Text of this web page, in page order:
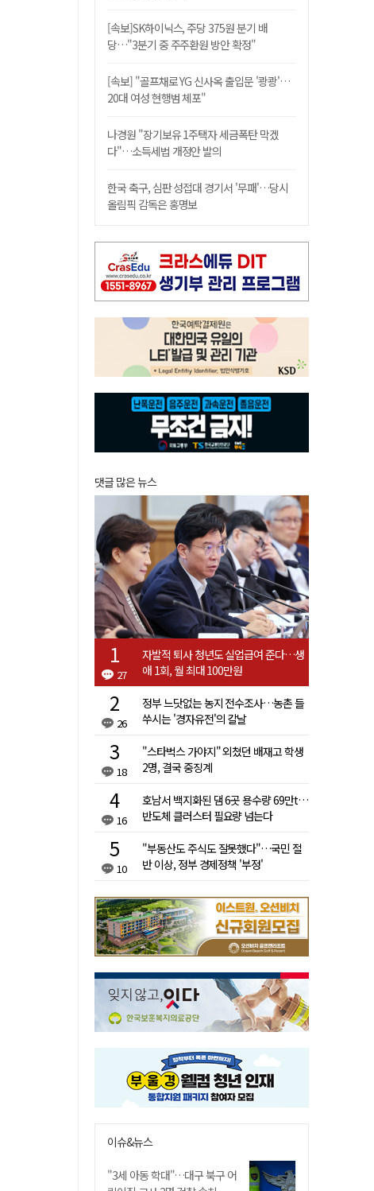
[속보]SK하이닉스, 주당 375원 분기 배
당…"3분기 중 주주환원 방안 확정"
[속보] "골프채로 YG 신사옥 출입문 '쾅쾅'…
20대 여성 현행범 체포"
나경원 "장기보유 1주택자 세금폭탄 막겠
다"…소득세법 개정안 발의
한국 축구, 심판 성접대 경기서 '무패'…당시
올림픽 감독은 홍명보
댓글 많은 뉴스
27
자발적 퇴사 청년도 실업급여 준다…생
애 1회, 월 최대 100만원
26
정부 느닷없는 농지 전수조사…농촌 들
쑤시는 '경자유전'의 칼날
18
"스타벅스 가야지" 외쳤던 배재고 학생
2명, 결국 중징계
16
호남서 백지화된 댐 6곳 용수량 69만t…
반도체 클러스터 필요량 넘는다
10
"부동산도 주식도 잘못했다"…국민 절
반 이상, 정부 경제정책 '부정'
이슈&뉴스
"3세 아동 학대"…대구 북구 어